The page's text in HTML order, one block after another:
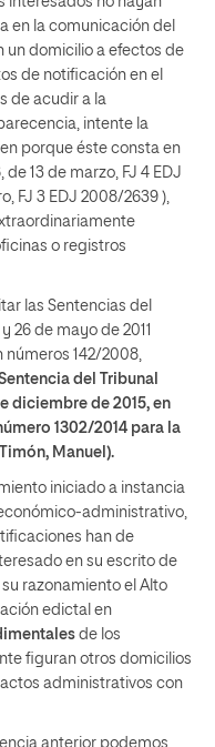
en la comunicación del
un domicilio a efectos de
de notificación en el
de acudir a la
intente la
porque éste consta en
13 de marzo, FJ 4 EDJ
FJ 3 EDJ 2008/2639 ),
o registros
las Sentencias del
26 de mayo de 2011
142/2008,
del Tribunal
diciembre de 2015, en
1302/2014 para la
Manuel).
iniciado a instancia
administrativo,
han de
en su escrito de
razonamiento el Alto
edictal en
de los
figuran otros domicilios
administrativos con
anterior podemos